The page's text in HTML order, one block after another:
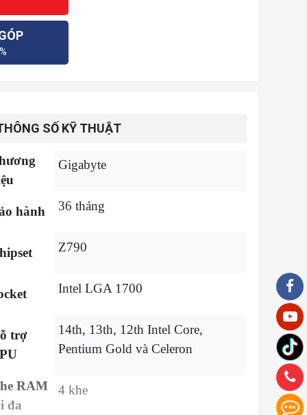
SỐ KỸ THUẬT
Gigabyte
hành 36 tháng
Z790
Intel LGA 1700
trợ
14th, 13th, 12th Intel Core,
Pentium Gold và Celeron
RAM
đa
4 khe